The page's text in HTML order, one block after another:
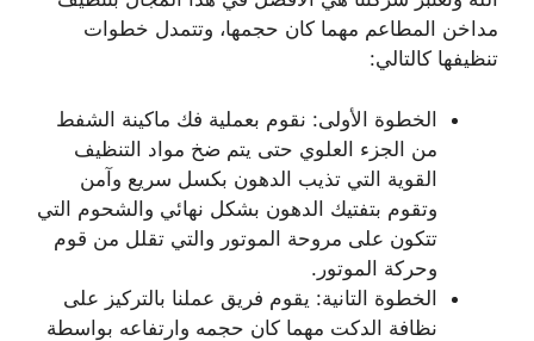
مداخن المطاعم مهما كان حجمها، وتتمدل خطوات
تنظيفها كالتالي:
الخطوة الأولى: نقوم بعملية فك ماكينة الشفط
من الجزء العلوي حتى يتم ضخ مواد التنظيف
القوية التي تذيب الدهون بكسل سريع وآمن
وتقوم بتفتيك الدهون بشكل نهائي والشحوم التي
تتكون على مروحة الموتور والتي تقلل من قوم
وحركة الموتور.
الخطوة التانية: يقوم فريق عملنا بالتركيز على
نظافة الدكت مهما كان حجمه وارتفاعه بواسطة